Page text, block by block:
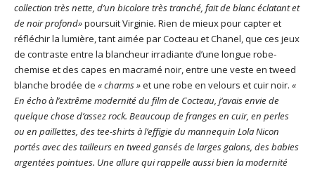
collection très nette, d’un bicolore très tranché, fait de blanc éclatant et
de noir profond»poursuit Virginie. Rien de mieux pour capter et
réfléchir la lumière, tant aimée par Cocteau et Chanel, que ces jeux
de contraste entre la blancheur irradiante d’une longue robe-
chemise et des capes en macramé noir, entre une veste en tweed
blanche brodée de « charms »et une robe en velours et cuir noir. «
En écho à l’extrême modernité du film de Cocteau, j’avais envie de
quelque chose d’assez rock. Beaucoup de franges en cuir, en perles
ou en paillettes, des tee-shirts à l’effigie du mannequin Lola Nicon
portés avec des tailleurs en tweed gansés de larges galons, des babies
argentées pointues. Une allure qui rappelle aussi bien la modernité